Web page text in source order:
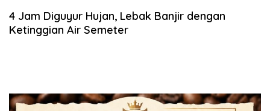
4 Jam Diguyur Hujan, Lebak Banjir dengan
Ketinggian Air Semeter